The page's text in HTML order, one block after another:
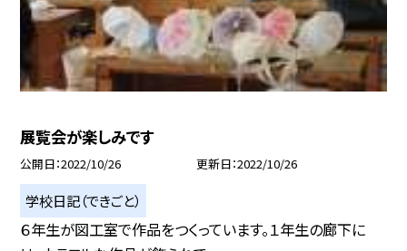
展覧会が楽しみです
公開日 2022/10/26 更新日 2022/10/26
学校日記（できごと）
６年生が図工室で作品をつくっています。１年生の廊下に